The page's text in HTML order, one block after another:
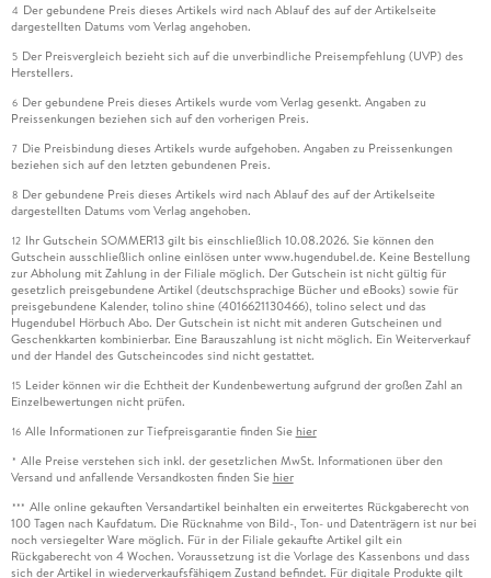
4 Der gebundene Preis dieses Artikels wird nach Ablauf des auf der Artikelseite
dargestellten Datums vom Verlag angehoben.
5 Der Preisvergleich bezieht sich auf die unverbindliche Preisempfehlung (UVP) des
Herstellers.
6 Der gebundene Preis dieses Artikels wurde vom Verlag gesenkt. Angaben zu
Preissenkungen beziehen sich auf den vorherigen Preis.
7 Die Preisbindung dieses Artikels wurde aufgehoben. Angaben zu Preissenkungen
beziehen sich auf den letzten gebundenen Preis.
8 Der gebundene Preis dieses Artikels wird nach Ablauf des auf der Artikelseite
dargestellten Datums vom Verlag angehoben.
12 Ihr Gutschein SOMMER13 gilt bis einschließlich 10.08.2026. Sie können den
Gutschein ausschließlich online einlösen unter www.hugendubel.de. Keine Bestellung
zur Abholung mit Zahlung in der Filiale möglich. Der Gutschein ist nicht gültig für
gesetzlich preisgebundene Artikel (deutschsprachige Bücher und eBooks) sowie für
preisgebundene Kalender, tolino shine (4016621130466), tolino select und das
Hugendubel Hörbuch Abo. Der Gutschein ist nicht mit anderen Gutscheinen und
Geschenkkarten kombinierbar. Eine Barauszahlung ist nicht möglich. Ein Weiterverkauf
und der Handel des Gutscheincodes sind nicht gestattet.
15 Leider können wir die Echtheit der Kundenbewertung aufgrund der großen Zahl an
Einzelbewertungen nicht prüfen.
16 Alle Informationen zur Tiefpreisgarantie finden Sie hier
* Alle Preise verstehen sich inkl. der gesetzlichen MwSt. Informationen über den
Versand und anfallende Versandkosten finden Sie hier
*** Alle online gekauften Versandartikel beinhalten ein erweitertes Rückgaberecht von
100 Tagen nach Kaufdatum. Die Rücknahme von Bild-, Ton- und Datenträgern ist nur bei
noch versiegelter Ware möglich. Für in der Filiale gekaufte Artikel gilt ein
Rückgaberecht von 4 Wochen. Voraussetzung ist die Vorlage des Kassenbons und dass
sich der Artikel in wiederverkaufsfähigem Zustand befindet. Für digitale Produkte gilt